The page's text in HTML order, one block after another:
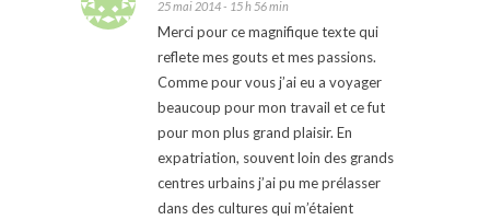
25 mai 2014 - 15 h 56 min
Merci pour ce magnifique texte qui
reflete mes gouts et mes passions.
Comme pour vous j’ai eu a voyager
beaucoup pour mon travail et ce fut
pour mon plus grand plaisir. En
expatriation, souvent loin des grands
centres urbains j’ai pu me prélasser
dans des cultures qui m’étaient